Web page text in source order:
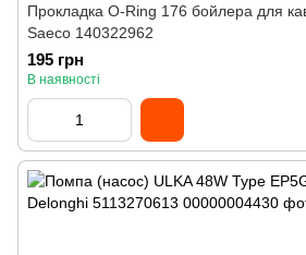
Прокладка O-Ring 176 бойлера для
Saeco 140322962
195 грн
В наявності